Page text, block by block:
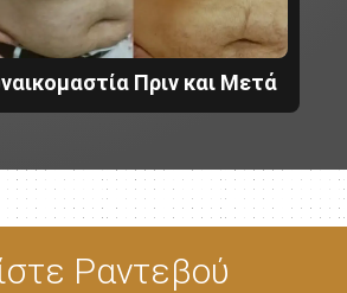
Πριν και Μετά
Ραντεβού